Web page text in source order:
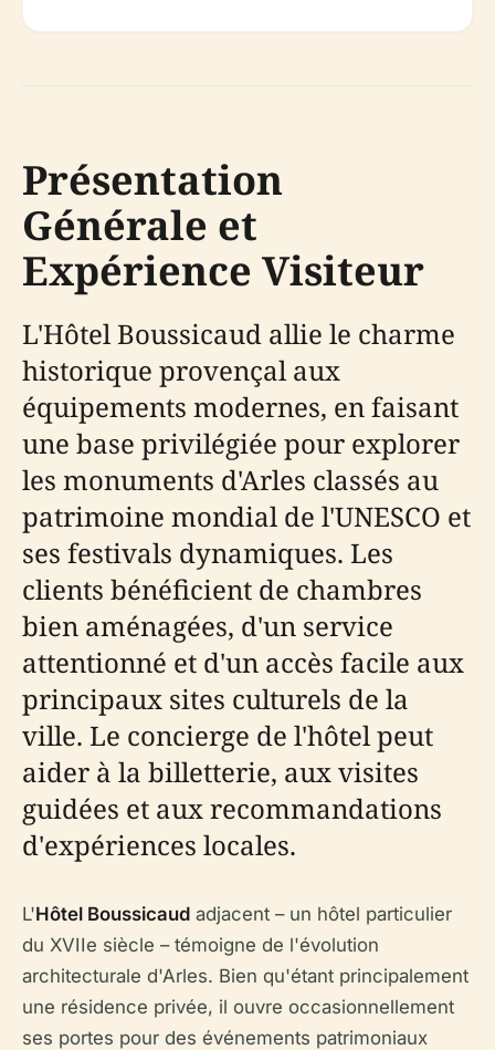
Présentation
Générale et
Expérience Visiteur
L'Hôtel Boussicaud allie le charme
historique provençal aux
équipements modernes, en faisant
une base privilégiée pour explorer
les monuments d'Arles classés au
patrimoine mondial de l'UNESCO et
ses festivals dynamiques. Les
clients bénéficient de chambres
bien aménagées, d'un service
attentionné et d'un accès facile aux
principaux sites culturels de la
ville. Le concierge de l'hôtel peut
aider à la billetterie, aux visites
guidées et aux recommandations
d'expériences locales.
L'Hôtel Boussicaud adjacent – un hôtel particulier
du XVIIe siècle – témoigne de l'évolution
architecturale d'Arles. Bien qu'étant principalement
une résidence privée, il ouvre occasionnellement
ses portes pour des événements patrimoniaux